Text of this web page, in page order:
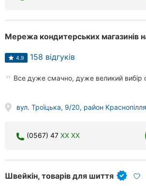
4.9 158 відгуків
Все дуже смачно, дуже великий вибір
вул. Троїцька, 9/20, район Краснопілля
(0567) 47 XX XX
Швейкін, товарів для шиття